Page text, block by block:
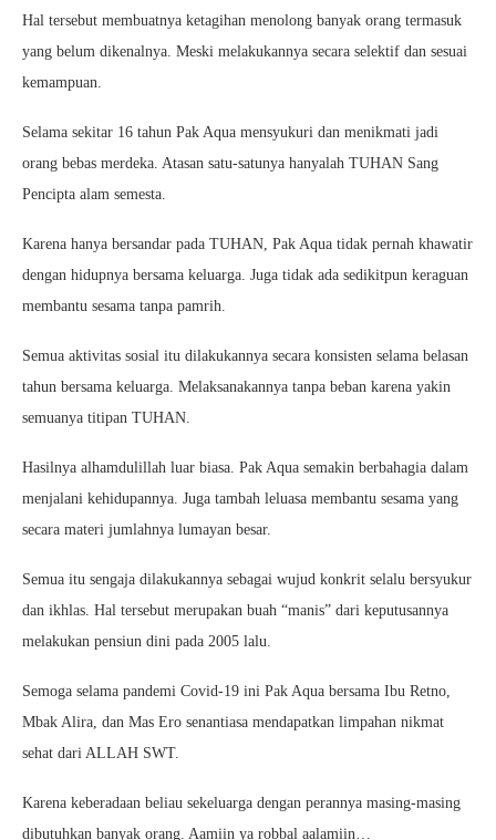
Hal tersebut membuatnya ketagihan menolong banyak orang termasuk
yang belum dikenalnya. Meski melakukannya secara selektif dan sesuai
kemampuan.
Selama sekitar 16 tahun Pak Aqua mensyukuri dan menikmati jadi
orang bebas merdeka. Atasan satu-satunya hanyalah TUHAN Sang
Pencipta alam semesta.
Karena hanya bersandar pada TUHAN, Pak Aqua tidak pernah khawatir
dengan hidupnya bersama keluarga. Juga tidak ada sedikitpun keraguan
membantu sesama tanpa pamrih.
Semua aktivitas sosial itu dilakukannya secara konsisten selama belasan
tahun bersama keluarga. Melaksanakannya tanpa beban karena yakin
semuanya titipan TUHAN.
Hasilnya alhamdulillah luar biasa. Pak Aqua semakin berbahagia dalam
menjalani kehidupannya. Juga tambah leluasa membantu sesama yang
secara materi jumlahnya lumayan besar.
Semua itu sengaja dilakukannya sebagai wujud konkrit selalu bersyukur
dan ikhlas. Hal tersebut merupakan buah “manis” dari keputusannya
melakukan pensiun dini pada 2005 lalu.
Semoga selama pandemi Covid-19 ini Pak Aqua bersama Ibu Retno,
Mbak Alira, dan Mas Ero senantiasa mendapatkan limpahan nikmat
sehat dari ALLAH SWT.
Karena keberadaan beliau sekeluarga dengan perannya masing-masing
dibutuhkan banyak orang. Aamiin ya robbal aalamiin…